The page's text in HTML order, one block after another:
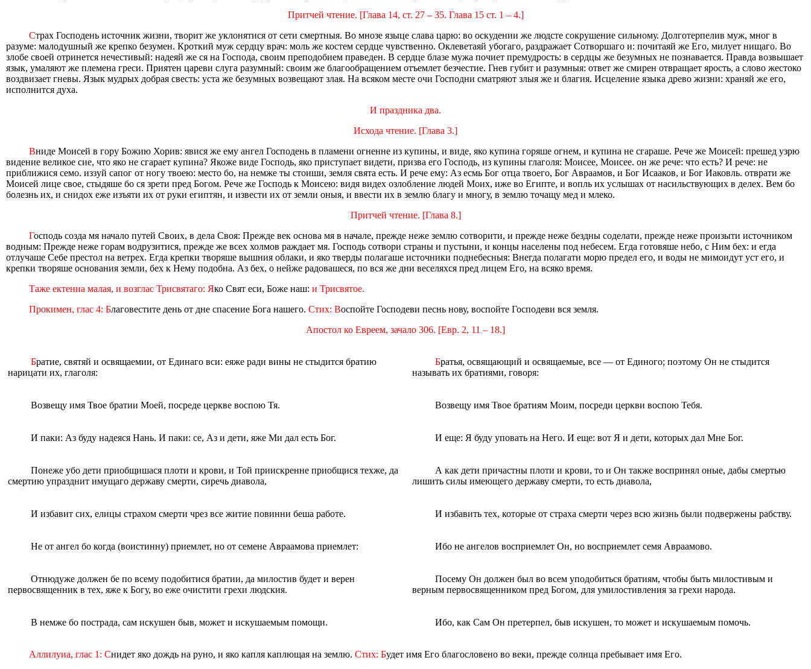
Притчей чтение. [Глава 14, ст. 27 – 35. Глава 15 ст. 1 – 4.]
Страх Господень источник жизни, творит же уклонятися от сети смертныя. Во мнозе языце слава царю: во оскудении же людсте сокрушение сильному. Долготерпелив муж, мног в
разуме: малодушный же крепко безумен. Кроткий муж сердцу врач: моль же костем сердце чувственно. Оклеветаяй убогаго, раздражает Сотворшаго и: почитаяй же Его, милует нищаго. Во
злобе своей отринется нечестивый: надеяй же ся на Господа, своим преподобием праведен. В сердце блазе мужа почиет премудрость: в сердцы же безумных не познавается. Правда возвышает
язык, умаляют же племена греси. Приятен цареви слуга разумный: своим же благообращением отъемлет безчестие. Гнев губит и разумныя: ответ же смирен отвращает ярость, а слово жестоко
воздвизает гневы. Язык мудрых добрая свесть: уста же безумных возвещают злая. На всяком месте очи Господни сматряют злыя же и благия. Исцеление языка древо жизни: храняй же его,
исполнится духа.
И праздника два.
Исхода чтение. [Глава 3.]
Вниде Моисей в гору Божию Хорив: явися же ему ангел Господень в пламени огненне из купины, и виде, яко купина горяше огнем, и купина не сгараше. Рече же Моисей: прешед узрю
видение великое сие, что яко не сгарает купина? Якоже виде Господь, яко приступает видети, призва его Господь, из купины глаголя: Моисее, Моисее. он же рече: что есть? И рече: не
приближися семо. иззуй сапог от ногу твоею: место бо, на немже ты стоиши, земля свята есть. И рече ему: Аз есмь Бог отца твоего, Бог Авраамов, и Бог Исааков, и Бог Иаковль. отврати же
Моисей лице свое, стыдяше бо ся зрети пред Богом. Рече же Господь к Моисею: видя видех озлобление людей Моих, иже во Египте, и вопль их услышах от насильствующих в делех. Вем бо
болезнь их, и снидох еже изъяти их от руки египтян, и извести их от земли оныя, и ввести их в землю благу и многу, в землю точащу мед и млеко.
Притчей чтение. [Глава 8.]
Господь созда мя начало путей Своих, в дела Своя: Прежде век основа мя в начале, прежде неже землю сотворити, и прежде неже бездны соделати, прежде неже произыти источником
водным: Прежде неже горам водрузитися, прежде же всех холмов раждает мя. Господь сотвори страны и пустыни, и концы населены под небесем. Егда готовяше небо, с Ним бех: и егда
отлучаше Себе престол на ветрех. Егда крепки творяше вышния облаки, и яко тверды полагаше источники поднебесныя: Внегда полагати морю предел его, и воды не мимоидут уст его, и
крепки творяше основания земли, бех к Нему подобна. Аз бех, о нейже радовашеся, по вся же дни веселяхся пред лицем Его, на всяко время.
Таже ектениа малая, и возглас Трисвятаго: Яко Свят еси, Боже наш: и Трисвятое.
Прокимен, глас 4: Благовестите день от дне спасение Бога нашего. Стих: Воспойте Господеви песнь нову, воспойте Господеви вся земля.
Апостол ко Евреем, зачало 306. [Евр. 2, 11 – 18.]
Братие, святяй и освящаемии, от Eдинаго вси: eяже ради вины не стыдится братию
нарицати их, глаголя:
Братья, освящающий и освящаемые, все — от Единого; поэтому Он не стыдится
называть их братиями, говоря:
Возвещу имя Твое братии Моей, посреде церкве воспою Тя. Возвещу имя Твое братиям Моим, посреди церкви воспою Тебя.
И паки: Аз буду надеяся Нань. И паки: се, Аз и дети, яже Ми дал eсть Бог. И еще: Я буду уповать на Него. И еще: вот Я и дети, которых дал Мне Бог.
Понеже убо дети приобщишася плоти и крови, и Той приискренне приобщися техже, да
смертию упразднит имущаго державу смерти, сиречь диавола,
А как дети причастны плоти и крови, то и Он также воспринял оные, дабы смертью
лишить силы имеющего державу смерти, то есть диавола,
И избавит сих, eлицы страхом смерти чрез все житие повинни беша работе. И избавить тех, которые от страха смерти через всю жизнь были подвержены рабству.
Не от ангел бо когда (воистинну) приемлет, но от семене Авраамова приемлет: Ибо не ангелов восприемлет Он, но восприемлет семя Авраамово.
Отнюдуже должен бе по всему подобитися братии, да милостив будет и верен
первосвященник в тех, яже к Богу, во eже очистити грехи людския.
Посему Он должен был во всем уподобиться братиям, чтобы быть милостивым и
верным первосвященником пред Богом, для умилостивления за грехи народа.
В немже бо пострада, сам искушен быв, может и искушаeмым помощи. Ибо, как Сам Он претерпел, быв искушен, то может и искушаемым помочь.
Аллилуиа, глас 1: Снидет яко дождь на руно, и яко капля каплющая на землю. Стих: Будет имя Его благословено во веки, прежде солнца пребывает имя Его.